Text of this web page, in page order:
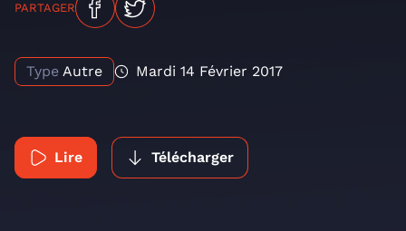
PARTAGER
Type Autre Mardi 14 Février 2017
Lire Télécharger